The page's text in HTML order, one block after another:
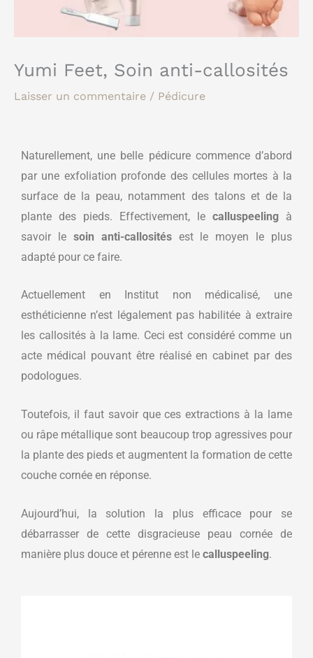
Yumi Feet, Soin anti-callosités
Laisser un commentaire / Pédicure
Naturellement, une belle pédicure commence d’abord
par une exfoliation profonde des cellules mortes à la
surface de la peau, notamment des talons et de la
plante des pieds. Effectivement, le calluspeeling à
savoir le soin anti-callositésest le moyen le plus
adapté pour ce faire.
Actuellement en Institut non médicalisé, une
esthéticienne n’est légalement pas habilitée à extraire
les callosités à la lame. Ceci est considéré comme un
acte médical pouvant être réalisé en cabinet par des
podologues.
Toutefois, il faut savoir que ces extractions à la lame
ou râpe métallique sont beaucoup trop agressives pour
la plante des pieds et augmentent la formation de cette
couche cornée en réponse.
Aujourd’hui, la solution la plus efficace pour se
débarrasser de cette disgracieuse peau cornée de
manière plus douce et pérenne est le calluspeeling.